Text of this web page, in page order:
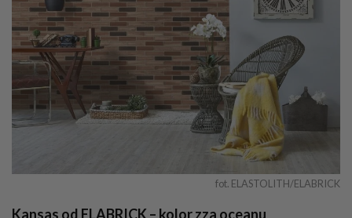
fot. ELASTOLITH/ELABRICK
Kansas od ELABRICK – kolor zza oceanu